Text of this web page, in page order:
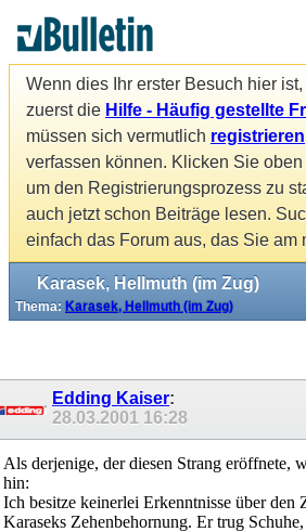
Wenn dies Ihr erster Besuch hier
zuerst die Hilfe - Häufig gestellte
müssen sich vermutlich registrieren
verfassen können. Klicken Sie
um den Registrierungsprozess zu
auch jetzt schon Beiträge lesen.
einfach das Forum aus, das Sie am
Karasek, Hellmuth (im Zug)
Thema: Karasek, Hellmuth (im Zug)
Edding Kaiser:
28.03.2001 16:28
Als derjenige, der diesen Strang eröffnete,
hin:
Ich besitze keinerlei Erkenntnisse über den
Karaseks Zehenbehornung. Er trug